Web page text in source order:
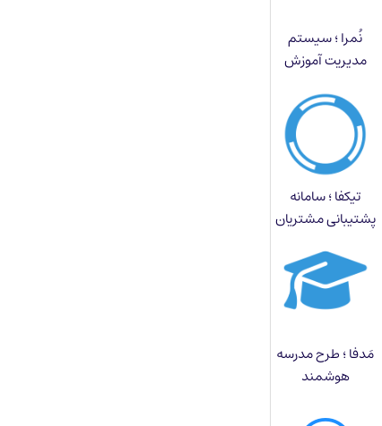
نُمرا ؛ سیستم
مدیریت آموزش
تیکفا ؛ سامانه
پشتیبانی مشتریان
مَدفا ؛ طرح مدرسه
هوشمند